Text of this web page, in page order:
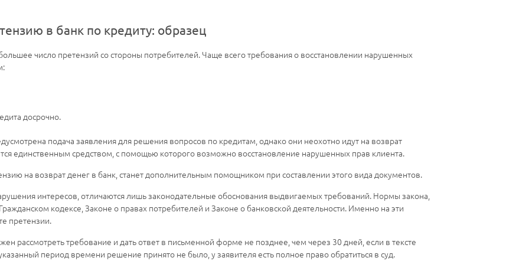
в банк по кредиту: образец
число претензий со стороны потребителей. Чаще всего требования о восстановлении нарушенных
досрочно.
подача заявления для решения вопросов по кредитам, однако они неохотно идут на возврат
единственным средством, с помощью которого возможно восстановление нарушенных прав клиента.
на возврат денег в банк, станет дополнительным помощником при составлении этого вида документов.
интересов, отличаются лишь законодательные обоснования выдвигаемых требований. Нормы закона,
кодексе, Законе о правах потребителей и Законе о банковской деятельности. Именно на эти
претензии.
рассмотреть требование и дать ответ в письменной форме не позднее, чем через 30 дней, если в тексте
период времени решение принято не было, у заявителя есть полное право обратиться в суд.